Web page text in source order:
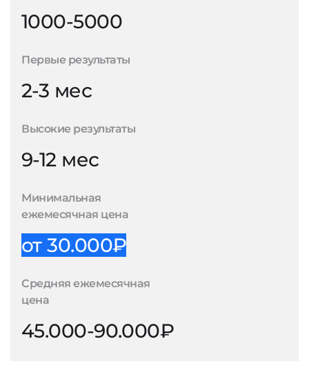
1000-5000
Первые результаты
2-3 мес
Высокие результаты
9-12 мес
Минимальная
ежемесячная цена
от 30.000₽
Средняя ежемесячная
цена
45.000-90.000₽